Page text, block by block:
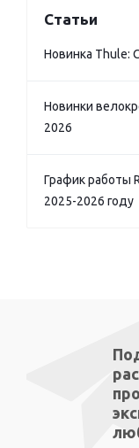
Статьи
Новинка Thule:
Новинки
2026
График работы
2025-2026 году